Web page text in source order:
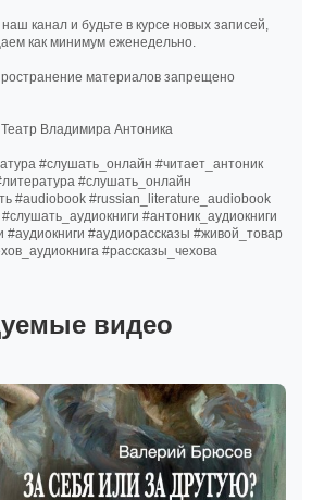
канал и будьте в курсе новых записей,
как минимум еженедельно.
материалов запрещено
Владимира Антоника
#слушать_онлайн #читает_антоник
#слушать_онлайн
#audiobook #russian_literature_audiobook
#антоник_аудиокниги
#аудиокниги #аудиорассказы #живой_товар
#рассказы_чехова
видео